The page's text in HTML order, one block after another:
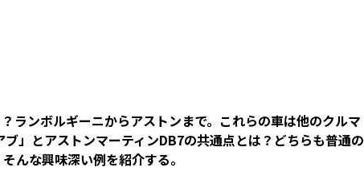
ランボルギーニからアストンまで。これらの車は他のクルマ
」とアストンマーティンDB7の共通点とは？どちらも普通の
んな興味深い例を紹介する。